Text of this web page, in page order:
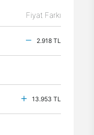
Fiyat Farkı
2.918 TL
13.953 TL